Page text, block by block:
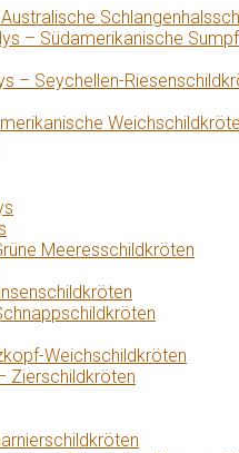
– Südamerikanische
– Seychellen-
Meeresschildkröten
Weichschildkröten
Zierschildkröten